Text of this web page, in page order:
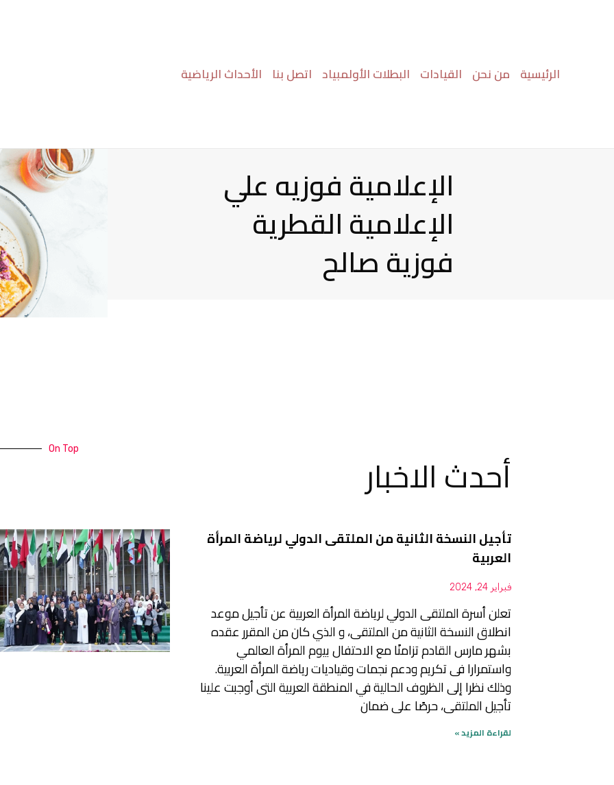
الرئيسية من نحن القيادات البطلات الأولمبياد اتصل بنا الأحداث الرياضية
الإعلامية فوزيه علي
الإعلامية القطرية
فوزية صالح
On Top أحدث الاخبار
تأجيل النسخة الثانية من الملتقى الدولي لرياضة المرأة
العربية
فبراير 24, 2024
تعلن أسرة الملتقى الدولي لرياضة المرأة العربية عن تأجيل موعد
انطلاق النسخة الثانية من الملتقى، و الذي كان من المقرر عقده
بشهر مارس القادم تزامنًا مع الاحتفال بيوم المرأة العالمي
واستمرارا فى تكريم ودعم نجمات وقياديات رياضة المرأة العربية.
وذلك نظرا إلى الظروف الحالية في المنطقة العربية التى أوجبت علينا
تأجيل الملتقى، حرصًا على ضمان
لقراءة المزيد »